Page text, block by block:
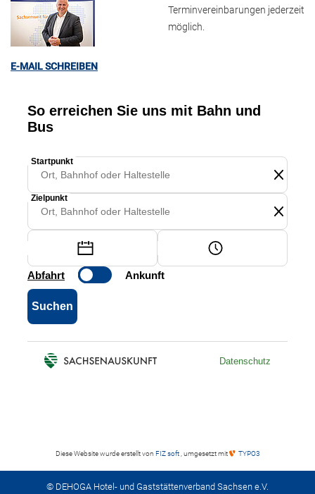
E-MAIL SCHREIBEN
Terminvereinbarungen jederzeit
möglich.
Diese Website wurde erstellt von FIZ soft , umgesetzt mit TYPO3
© DEHOGA Hotel- und Gaststättenverband Sachsen e.V.